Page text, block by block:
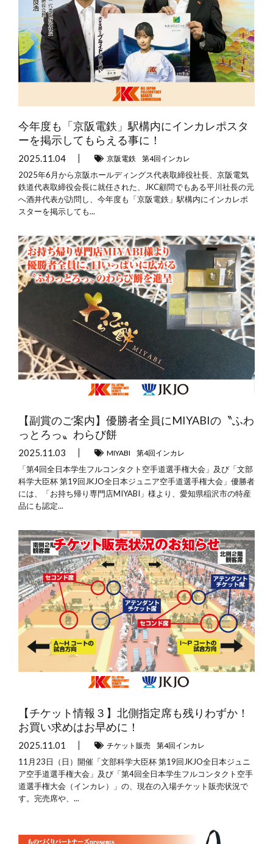
今年度も「京阪電鉄」駅構内にインカレポスタ
ーを掲示してもらえる事に！
2025.11.04 京阪電鉄 第4回インカレ
2025年6月から京阪ホールディングス代表取締役社長、京阪電気
鉄道代表取締役会長に就任された、JKC顧問でもある平川社長の元
へ酒井代表が訪問し、今年度も「京阪電鉄」駅構内にインカレポ
スターを掲示しても...
【副賞のご案内】優勝者全員にMIYABIの〝ふわ
っとろっ〟わらび餅
2025.11.03 MIYABI 第4回インカレ
「第4回全日本学生フルコンタクト空手道選手権大会」及び「文部
科学大臣杯 第19回JKJO全日本ジュニア空手道選手権大会」優勝者
には、「お持ち帰り専門店MIYABI」様より、愛知県稲沢市の特産
品にも認定...
【チケット情報３】北側指定席も残りわずか！
お買い求めはお早めに！
2025.11.01 チケット販売 第4回インカレ
11月23日（日）開催「文部科学大臣杯 第19回JKJO全日本ジュニ
ア空手道選手権大会」及び「第4回全日本学生フルコンタクト空手
道選手権大会（インカレ）」の、現在の入場チケット販売状況で
す。完売席や、...